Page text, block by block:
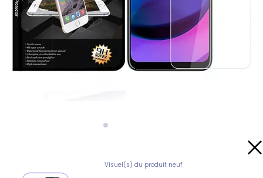
Visuel(s) du produit neuf